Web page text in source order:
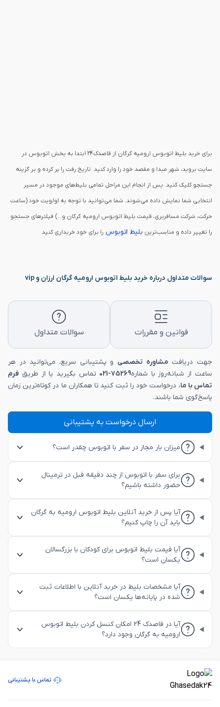
برای خرید بلیط اتوبوس ارومیه گرگان از قاصدک24 ابتدا به بخش اتوبوس در
سایت بروید، شهر مبدا و مقصد خود را وارد کنید. تاریخ رفت را پر کرده و بر گزینه
جستجو کلیک کنید. پس از انجام این مراحل تمامی بلیط‌های موجود در مسیر
انتخابی شما نمایش داده می‌شوند. شما می‌توانید با توجه به اولویت خود (ساعت
حرکت، شرکت مسافربری، قیمت بلیط اتوبوس ارومیه گرگان و...) فیلترهای جستجو
را تغییر داده و مناسب‌ترین بلیط اتوبوس را برای خود خریداری کنید
سوالات متداول درباره خرید بلیط اتوبوس ارومیه گرگان ارزان و vip
قوانین و مقررات سوالات متداول
جهت دریافت مشاوره تخصصی و پشتیبانی سریع، می‌توانید در هر
ساعت از شبانه‌روز با شماره75269-021 تماس بگیرید یا از طریق فرم
تماس با ما، درخواست خود را ثبت کنید تا همکاران ما در کوتاه‌ترین زمان
پاسخ‌گوی شما باشند.
ارسال درخواست به پشتیبانی
میزان بار مجاز در سفر با اتوبوس چقدر است؟
برای سفر با اتوبوس از چند دقیقه قبل در ترمینال
حضور داشته باشیم؟
آیا پس از خرید آنلاین بلیط اتوبوس ارومیه به گرگان
باید آن را چاپ کنیم؟
آیا قیمت بلیط اتوبوس برای کودکان با بزرگسالان
یکسان است؟
آیا مشخصات بلیط در خرید آنلاین با اطلاعات ثبت
شده در پایانه‌ها یکسان است؟
آیا در قاصدک 24 امکان کنسل کردن بلیط اتوبوس
ارومیه به گرگان وجود دارد؟
تماس با پشتیبانی